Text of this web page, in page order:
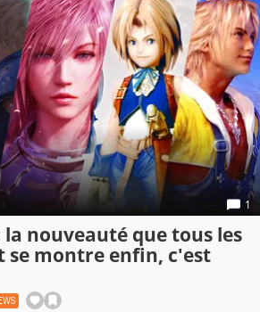
1
la nouveauté que tous les
se montre enfin, c'est